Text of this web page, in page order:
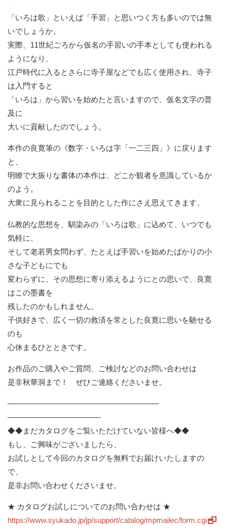
「いろは歌」といえば「手習」
と思いつく方も多いのでは無
いでしょうか。
実際、 11世紀ごろから仮名の手習いの手本としても使われる
ようになり
江戸時代に入るとさらに寺子屋などでも広く使用され、 寺子
は入門すると
「いろは」から習いを始めたと言いますので、仮名文字の普
及に
大いに貢献したのでしょう。
本作の良寛筆の《数字・いろは字「一二三四」》に戻ります
と、
明瞭で大振りな書体の本作は、
どこか観者を意識しているか
のよう。
大衆に見られることを目的とした作にさえ思えてきます。
仏教的な思想を、馴染みの「いろは歌」に込めて、 いつでも
気軽に、
そして老若男女問わず、 たとえば手習いを始めたばかりの小
さな子どもにでも
変わらずに、その思想に寄り添えるようにとの思いで、
良寛
はこの墨書を
残したのかもしれません。
子供好きで、広く一切の救済を常とした良寛に思いを馳せる
のも
心休まるひとときです。
お作品のご購入やご質問、ご検討などのお問い合わせは
是非秋華洞まで！ ぜひご連絡くださいませ。
————————————————————
————————————-
◆◆まだカタログをご覧いただけていない皆様へ◆◆
もし、ご興味がございましたら、
お試しとして今回のカタログを無料でお届けいたしますの
で、
是非お問い合わせくださいませ。
★ カタログお試しについてのお問い合わせは ★
https://www.syukado.jp/jp/support/catalog/mpmailec/form.cgi